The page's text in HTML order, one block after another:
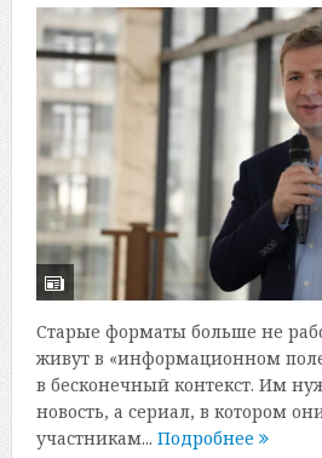
Старые форматы больше не
живут в «информационном
в бесконечный контекст. Им
новость, а сериал, в котором
участникам... Подробнее